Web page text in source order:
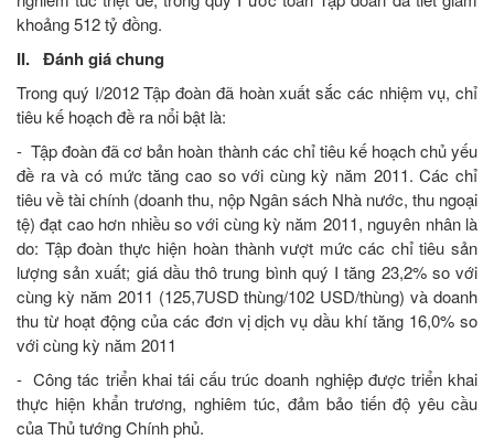
khoảng 512 tỷ đồng.
II. Đánh giá chung
Trong quý I/2012 Tập đoàn đã hoàn xuất sắc các nhiệm vụ, chỉ
tiêu kế hoạch đề ra nổi bật là:
- Tập đoàn đã cơ bản hoàn thành các chỉ tiêu kế hoạch chủ yếu
đề ra và có mức tăng cao so với cùng kỳ năm 2011. Các chỉ
tiêu về tài chính (doanh thu, nộp Ngân sách Nhà nước, thu ngoại
tệ) đạt cao hơn nhiều so với cùng kỳ năm 2011, nguyên nhân là
do: Tập đoàn thực hiện hoàn thành vượt mức các chỉ tiêu sản
lượng sản xuất; giá dầu thô trung bình quý I tăng 23,2% so với
cùng kỳ năm 2011 (125,7USD thùng/102 USD/thùng) và doanh
thu từ hoạt động của các đơn vị dịch vụ dầu khí tăng 16,0% so
với cùng kỳ năm 2011
- Công tác triển khai tái cấu trúc doanh nghiệp được triển khai
thực hiện khẩn trương, nghiêm túc, đảm bảo tiến độ yêu cầu
của Thủ tướng Chính phủ.